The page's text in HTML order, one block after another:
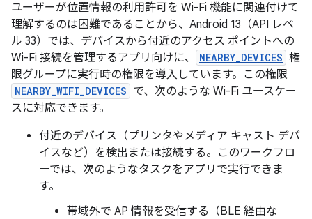
ユーザーが位置情報の利用許可を Wi-Fi 機能に関連付けて
理解するのは困難であることから、Android 13（API レベ
ル 33）では、デバイスから付近のアクセス ポイントへの
Wi-Fi 接続を管理するアプリ向けに、
NEARBY_DEVICES 権
限グループに実行時の権限を導入しています。この権限
NEARBY_WIFI_DEVICES で、次のような Wi-Fi ユースケー
スに対応できます。
付近のデバイス（プリンタやメディア キャスト デバ
イスなど）を検出または接続する。このワークフロ
ーでは、次のようなタスクをアプリで実行できま
す。
帯域外で AP 情報を受信する（BLE 経由な